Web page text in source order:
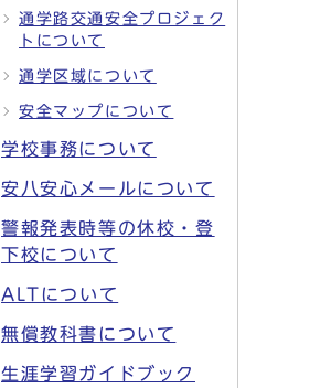
通学路交通安全プロジェク
トについて
通学区域について
安全マップについて
学校事務について
安八安心メールについて
警報発表時等の休校・登
下校について
ALTについて
無償教科書について
生涯学習ガイドブック